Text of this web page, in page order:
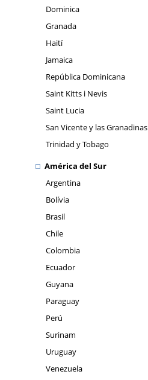
Dominica
Granada
Haití
Jamaica
República Dominicana
Saint Kitts i Nevis
Saint Lucia
San Vicente y las Granadinas
Trinidad y Tobago
América del Sur
Argentina
Bolívia
Brasil
Chile
Colombia
Ecuador
Guyana
Paraguay
Perú
Surinam
Uruguay
Venezuela